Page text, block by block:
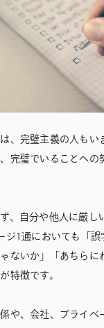
、完璧主義の人もい
完璧でいることへの
、自分や他人に厳し
ジ1通においても「誤
ゃないか」「あちら
特徴です。
や、会社、プライベ